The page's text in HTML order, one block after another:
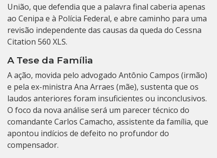
União, que defendia que a palavra final caberia apenas
ao Cenipa e à Polícia Federal, e abre caminho para uma
revisão independente das causas da queda do Cessna
Citation 560 XLS.
A Tese da Família
A ação, movida pelo advogado Antônio Campos (irmão)
e pela ex-ministra Ana Arraes (mãe), sustenta que os
laudos anteriores foram insuficientes ou inconclusivos.
O foco da nova análise será um parecer técnico do
comandante Carlos Camacho, assistente da família, que
apontou indícios de defeito no profundor do
compensador.